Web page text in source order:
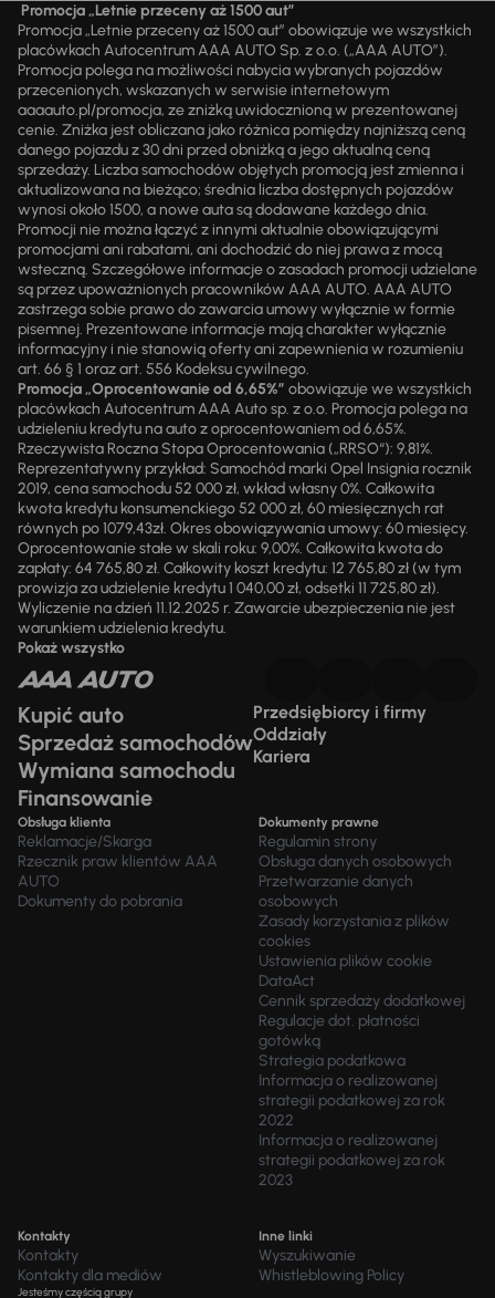
Promocja „Letnie przeceny aż 1500 aut”
Promocja „Letnie przeceny aż 1500 aut” obowiązuje we wszystkich
placówkach Autocentrum AAA AUTO Sp. z o.o. („AAA AUTO”).
Promocja polega na możliwości nabycia wybranych pojazdów
przecenionych, wskazanych w serwisie internetowym
aaaauto.pl/promocja, ze zniżką uwidocznioną w prezentowanej
cenie. Zniżka jest obliczana jako różnica pomiędzy najniższą ceną
danego pojazdu z 30 dni przed obniżką a jego aktualną ceną
sprzedaży. Liczba samochodów objętych promocją jest zmienna i
aktualizowana na bieżąco; średnia liczba dostępnych pojazdów
wynosi około 1500, a nowe auta są dodawane każdego dnia.
Promocji nie można łączyć z innymi aktualnie obowiązującymi
promocjami ani rabatami, ani dochodzić do niej prawa z mocą
wsteczną. Szczegółowe informacje o zasadach promocji udzielane
są przez upoważnionych pracowników AAA AUTO. AAA AUTO
zastrzega sobie prawo do zawarcia umowy wyłącznie w formie
pisemnej. Prezentowane informacje mają charakter wyłącznie
informacyjny i nie stanowią oferty ani zapewnienia w rozumieniu
art. 66 § 1 oraz art. 556 Kodeksu cywilnego.
Promocja „Oprocentowanie od 6,65%” obowiązuje we wszystkich
placówkach Autocentrum AAA Auto sp. z o.o. Promocja polega na
udzieleniu kredytu na auto z oprocentowaniem od 6,65%.
Rzeczywista Roczna Stopa Oprocentowania („RRSO“): 9,81%.
Reprezentatywny przykład: Samochód marki Opel Insignia rocznik
2019, cena samochodu 52 000 zł, wkład własny 0%. Całkowita
kwota kredytu konsumenckiego 52 000 zł, 60 miesięcznych rat
równych po 1079,43zł. Okres obowiązywania umowy: 60 miesięcy.
Oprocentowanie stałe w skali roku: 9,00%. Całkowita kwota do
zapłaty: 64 765,80 zł. Całkowity koszt kredytu: 12 765,80 zł (w tym
prowizja za udzielenie kredytu 1 040,00 zł, odsetki 11 725,80 zł).
Wyliczenie na dzień 11.12.2025 r. Zawarcie ubezpieczenia nie jest
warunkiem udzielenia kredytu.
Pokaż wszystko
Kupić auto
Sprzedaż samochodów
Wymiana samochodu
Finansowanie
Przedsiębiorcy i firmy
Oddziały
Kariera
Obsługa klienta
Reklamacje/Skarga
Rzecznik praw klientów AAA
AUTO
Dokumenty do pobrania
Dokumenty prawne
Regulamin strony
Obsługa danych osobowych
Przetwarzanie danych
osobowych
Zasady korzystania z plików
cookies
Ustawienia plików cookie
DataAct
Cennik sprzedaży dodatkowej
Regulacje dot. płatności
gotówką
Strategia podatkowa
Informacja o realizowanej
strategii podatkowej za rok
2022
Informacja o realizowanej
strategii podatkowej za rok
2023
Kontakty
Kontakty
Kontakty dla mediów
Inne linki
Wyszukiwanie
Whistleblowing Policy
Jesteśmy częścią grupy